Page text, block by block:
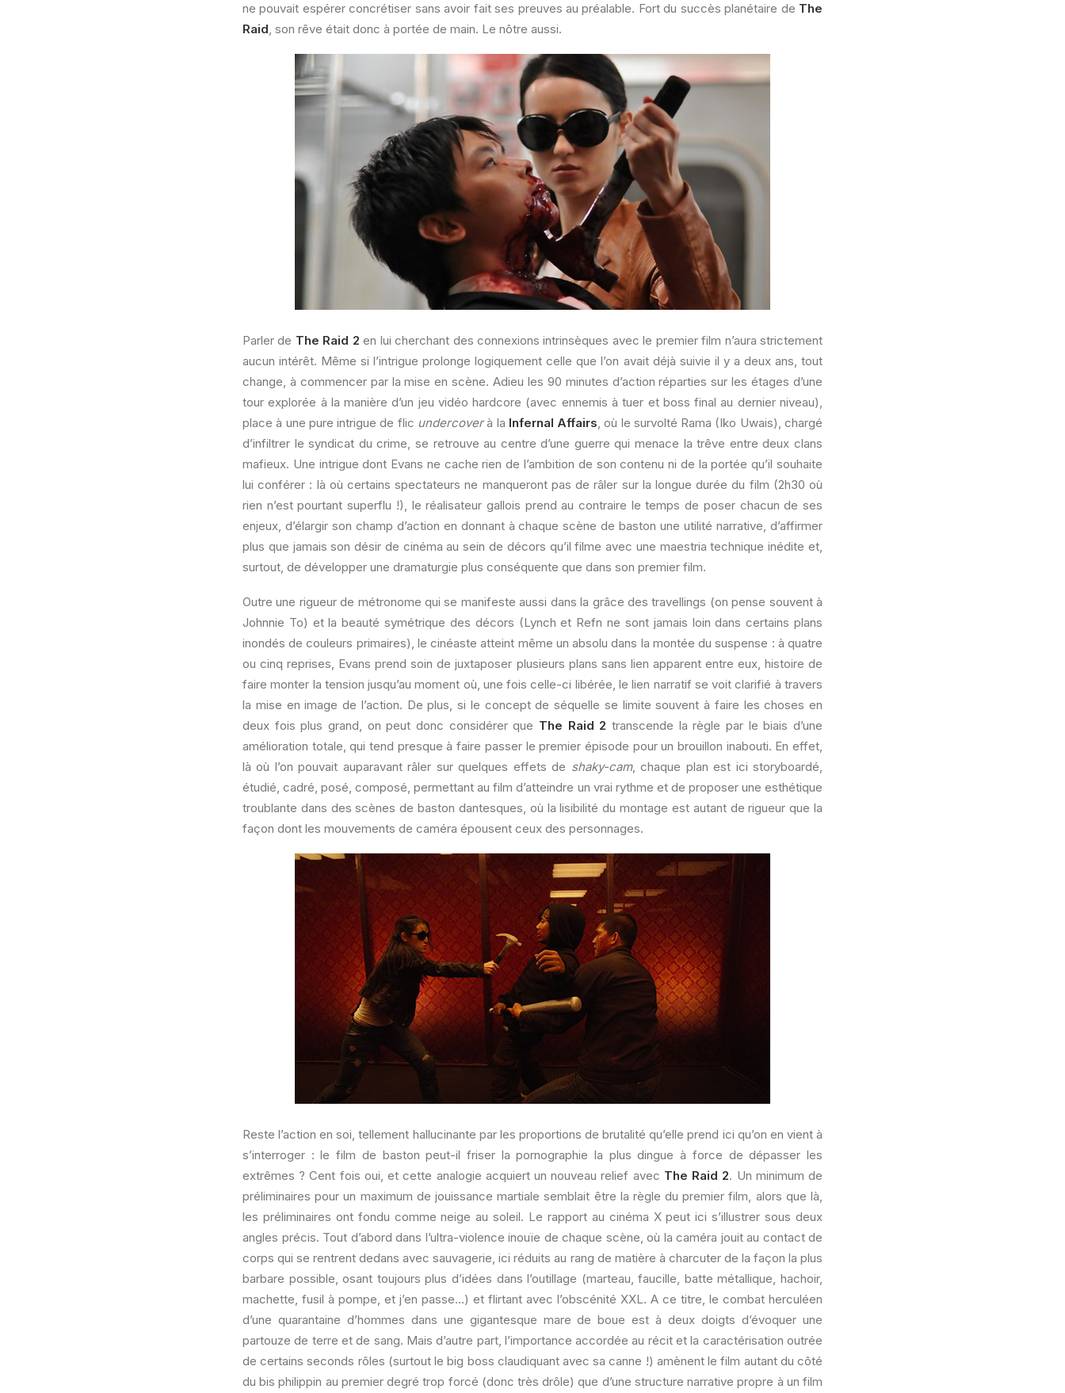
ne pouvait espérer concrétiser sans avoir fait ses preuves au préalable. Fort du succès planétaire de The
Raid, son rêve était donc à portée de main. Le nôtre aussi.
Parler de The Raid 2 en lui cherchant des connexions intrinsèques avec le premier film n’aura strictement
aucun intérêt. Même si l’intrigue prolonge logiquement celle que l’on avait déjà suivie il y a deux ans, tout
change, à commencer par la mise en scène. Adieu les 90 minutes d’action réparties sur les étages d’une
tour explorée à la manière d’un jeu vidéo hardcore (avec ennemis à tuer et boss final au dernier niveau),
place à une pure intrigue de flic undercoverà la Infernal Affairs, où le survolté Rama (Iko Uwais), chargé
d’infiltrer le syndicat du crime, se retrouve au centre d’une guerre qui menace la trêve entre deux clans
mafieux. Une intrigue dont Evans ne cache rien de l’ambition de son contenu ni de la portée qu’il souhaite
lui conférer : là où certains spectateurs ne manqueront pas de râler sur la longue durée du film (2h30 où
rien n’est pourtant superflu !), le réalisateur gallois prend au contraire le temps de poser chacun de ses
enjeux, d’élargir son champ d’action en donnant à chaque scène de baston une utilité narrative, d’affirmer
plus que jamais son désir de cinéma au sein de décors qu’il filme avec une maestria technique inédite et,
surtout, de développer une dramaturgie plus conséquente que dans son premier film.
Outre une rigueur de métronome qui se manifeste aussi dans la grâce des travellings (on pense souvent à
Johnnie To) et la beauté symétrique des décors (Lynch et Refn ne sont jamais loin dans certains plans
inondés de couleurs primaires), le cinéaste atteint même un absolu dans la montée du suspense : à quatre
ou cinq reprises, Evans prend soin de juxtaposer plusieurs plans sans lien apparent entre eux, histoire de
faire monter la tension jusqu’au moment où, une fois celle-ci libérée, le lien narratif se voit clarifié à travers
la mise en image de l’action. De plus, si le concept de séquelle se limite souvent à faire les choses en
deux fois plus grand, on peut donc considérer que The Raid 2 transcende la règle par le biais d’une
amélioration totale, qui tend presque à faire passer le premier épisode pour un brouillon inabouti. En effet,
là où l’on pouvait auparavant râler sur quelques effets de shaky-cam, chaque plan est ici storyboardé,
étudié, cadré, posé, composé, permettant au film d’atteindre un vrai rythme et de proposer une esthétique
troublante dans des scènes de baston dantesques, où la lisibilité du montage est autant de rigueur que la
façon dont les mouvements de caméra épousent ceux des personnages.
Reste l’action en soi, tellement hallucinante par les proportions de brutalité qu’elle prend ici qu’on en vient à
s’interroger : le film de baston peut-il friser la pornographie la plus dingue à force de dépasser les
extrêmes ? Cent fois oui, et cette analogie acquiert un nouveau relief avec The Raid 2. Un minimum de
préliminaires pour un maximum de jouissance martiale semblait être la règle du premier film, alors que là,
les préliminaires ont fondu comme neige au soleil. Le rapport au cinéma X peut ici s’illustrer sous deux
angles précis. Tout d’abord dans l’ultra-violence inouïe de chaque scène, où la caméra jouit au contact de
corps qui se rentrent dedans avec sauvagerie, ici réduits au rang de matière à charcuter de la façon la plus
barbare possible, osant toujours plus d’idées dans l’outillage (marteau, faucille, batte métallique, hachoir,
machette, fusil à pompe, et j’en passe…) et flirtant avec l’obscénité XXL. A ce titre, le combat herculéen
d’une quarantaine d’hommes dans une gigantesque mare de boue est à deux doigts d’évoquer une
partouze de terre et de sang. Mais d’autre part, l’importance accordée au récit et la caractérisation outrée
de certains seconds rôles (surtout le big boss claudiquant avec sa canne !) amènent le film autant du côté
du bis philippin au premier degré trop forcé (donc très drôle) que d’une structure narrative propre à un film